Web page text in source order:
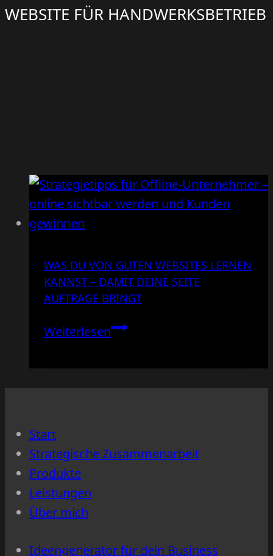
WEBSITE FÜR HANDWERKSBETRIEB
WAS DU VON GUTEN WEBSITES LERNEN
KANNST – DAMIT DEINE SEITE
AUFTRÄGE BRINGT
WeiterlesenWas
von
guten
–
Aufträge
Start
Strategische Zusammenarbeit
Produkte
Leistungen
Über mich
Ideengenerator für dein Business